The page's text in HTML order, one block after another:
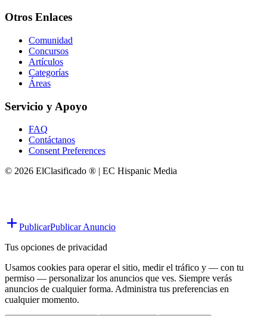
Otros Enlaces
Comunidad
Concursos
Artículos
Categorías
Áreas
Servicio y Apoyo
FAQ
Contáctanos
Consent Preferences
© 2026 ElClasificado ® | EC Hispanic Media
PublicarPublicar Anuncio
Tus opciones de privacidad
Usamos cookies para operar el sitio, medir el tráfico y — con tu
permiso — personalizar los anuncios que ves. Siempre verás
anuncios de cualquier forma. Administra tus preferencias en
cualquier momento.